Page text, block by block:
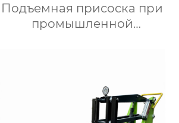
Подъемная присоска при
промышленной